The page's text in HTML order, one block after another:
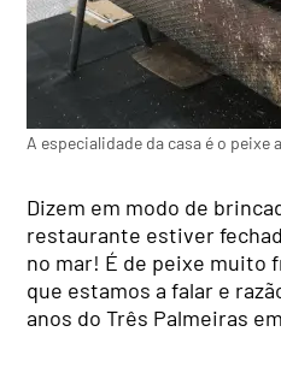
A especialidade da casa é o peixe
Dizem em modo de
restaurante estiver
no mar! É de peixe muito
que estamos a falar e
anos do Três Palmeiras